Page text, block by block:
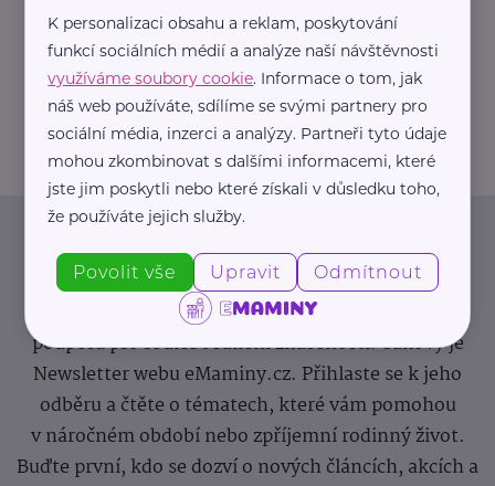
https://hartmanndirect.com/cs-cz
+420 800 100 150
info@hartmanndirect.cz
Newsletter
Pravidelný přísun novinek, inspirace na každý den,
podpora pro rodiče i sdílení zkušeností. Takový je
Newsletter webu eMaminy.cz. Přihlaste se k jeho
odběru a čtěte o tématech, které vám pomohou
v náročném období nebo zpříjemní rodinný život.
Buďte první, kdo se dozví o nových článcích, akcích a
K personalizaci obsahu a reklam, poskytování
funkcí sociálních médií a analýze naší návštěvnosti
využíváme soubory cookie. Informace o tom, jak
náš web používáte, sdílíme se svými partnery pro
sociální média, inzerci a analýzy. Partneři tyto údaje
mohou zkombinovat s dalšími informacemi, které
jste jim poskytli nebo které získali v důsledku toho,
že používáte jejich služby.
Povolit vše Upravit Odmítnout